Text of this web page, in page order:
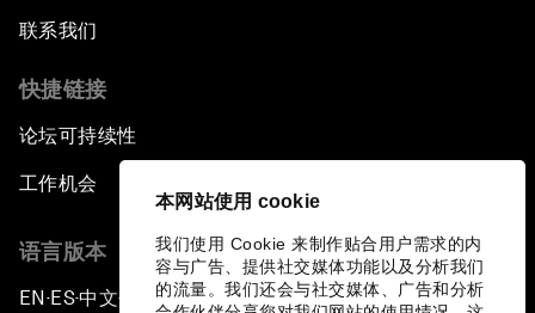
本网站使用 cookie
我们使用 Cookie 来制作贴合用户需求的内
容与广告、提供社交媒体功能以及分析我们
的流量。我们还会与社交媒体、广告和分析
联系我们
快捷链接
论坛可持续性
工作机会
语言版本
EN ▪ES▪中文▪ 日本語